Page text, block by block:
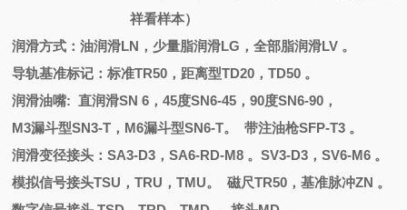
祥看样本）
润滑方式：油润滑LN，少量脂润滑LG，全部脂润滑LV 。
导轨基准标记：标准TR50，距离型TD20，TD50 。
润滑油嘴: 直润滑SN 6 ，45度SN6-45，90度SN6-90，
M3漏斗型SN3-T，M6漏斗型SN6-T。 带注油枪SFP-T3 。
润滑变径接头：SA3-D3，SA6-RD-M8 。SV3-D3，SV6-M6 。
模拟信号接头TSU，TRU，TMU。 磁尺TR50，基准脉冲ZN 。